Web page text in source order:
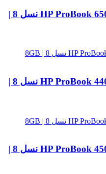
لپ تاپ استوک HP ProBook 650 G4 Core i3 نسل 8 |
لپ تاپ استوک HP ProBook 440 G6 Core i5 نسل 8 |
لپ تاپ استوک HP ProBook 450 G6 Core i5 نسل 8 |